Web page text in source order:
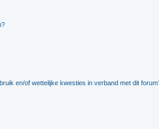
en/of wettelijke kwesties in verband met dit